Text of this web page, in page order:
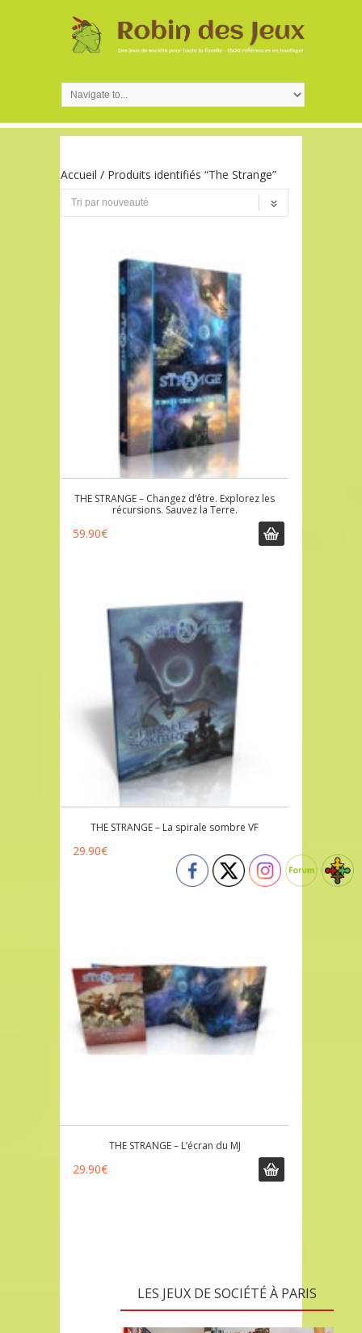
Accueil / Produits identifiés “The Strange”
THE STRANGE – Changez d’être. Explorez les
récursions. Sauvez la Terre.
59.90€
THE STRANGE – La spirale sombre VF
29.90€
THE STRANGE – L’écran du MJ
29.90€
LES JEUX DE SOCIÉTÉ À PARIS